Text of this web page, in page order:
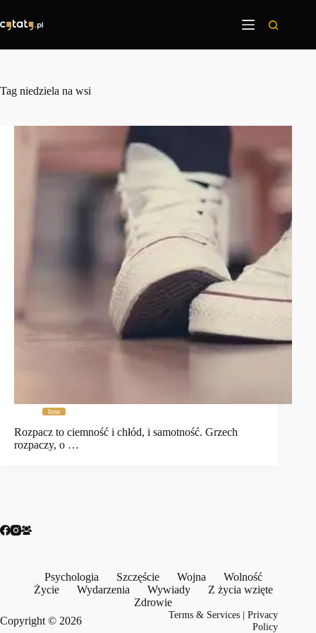
treści
Tag niedziela na wsi
Inne
Rozpacz to ciemność i chłód, i samotność. Grzech
rozpaczy, o …
Psychologia Szczęście Wojna
Wolność
Życie
Wydarzenia Wywiady
Z życia wzięte
Zdrowie
Copyright © 2026
Terms & Services |Privacy
Policy